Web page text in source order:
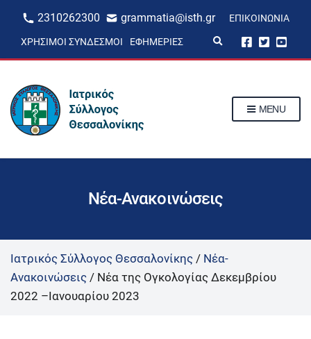
2310262300 grammatia@isth.gr ΕΠΙΚΟΙΝΩΝΊΑ
ΧΡΉΣΙΜΟΙ ΣΎΝΔΕΣΜΟΙ ΕΦΗΜΕΡΊΕΣ
p
m
MENU
Νέα-Ανακοινώσεις
Ιατρικός Σύλλογος Θεσσαλονίκης / Νέα-
Ανακοινώσεις / Νέα της Ογκολογίας Δεκεμβρίου
2022 –Ιανουαρίου 2023